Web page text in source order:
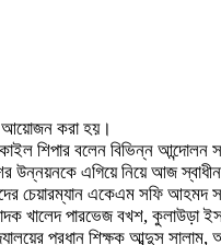
আয়োজন করা হয়।
শিপার বলেন বিভিন্ন আন্দোলন
উন্নয়নকে এগিয়ে নিয়ে আজ
চেয়ারম্যান একেএম সফি আহমদ
খালেদ পারভেজ বখশ, কুলাউড়া
প্রধান শিক্ষক আব্দুস সালাম,